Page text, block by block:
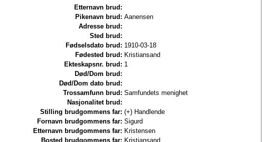
Etternavn brud:
Pikenavn brud: Aanensen
Adresse brud:
Sted brud:
Fødselsdato brud: 1910-03-18
Fødested brud: Kristiansand
Ekteskapsnr. brud: 1
Død/Dom brud:
Død/Dom dato brud:
Trossamfunn brud: Samfundets menighet
Nasjonalitet brud:
Stilling brudgommens far: (+) Handlende
Fornavn brudgommens far: Sigurd
Etternavn brudgommens far: Kristensen
Bosted brudgommens far: Kristiansand